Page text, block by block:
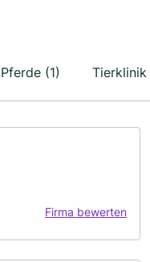
Pferde (1) Tierklinik
Firma bewerten